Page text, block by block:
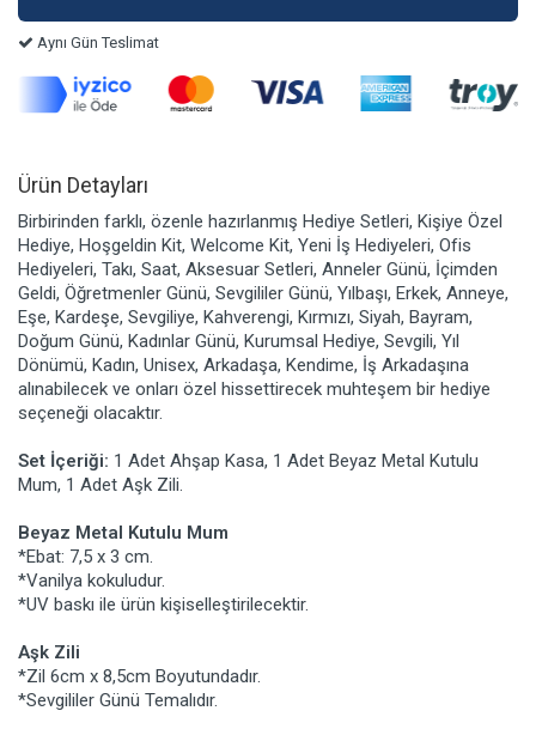
Aynı Gün Teslimat
Ürün Detayları
Birbirinden farklı, özenle hazırlanmış Hediye Setleri, Kişiye Özel
Hediye, Hoşgeldin Kit, Welcome Kit, Yeni İş Hediyeleri, Ofis
Hediyeleri, Takı, Saat, Aksesuar Setleri, Anneler Günü, İçimden
Geldi, Öğretmenler Günü, Sevgililer Günü, Yılbaşı, Erkek, Anneye,
Eşe, Kardeşe, Sevgiliye, Kahverengi, Kırmızı, Siyah, Bayram,
Doğum Günü, Kadınlar Günü, Kurumsal Hediye, Sevgili, Yıl
Dönümü, Kadın, Unisex, Arkadaşa, Kendime, İş Arkadaşına
alınabilecek ve onları özel hissettirecek muhteşem bir hediye
seçeneği olacaktır.
Set İçeriği: 1 Adet Ahşap Kasa, 1 Adet Beyaz Metal Kutulu
Mum, 1 Adet Aşk Zili.
Beyaz Metal Kutulu Mum
*Ebat: 7,5 x 3 cm.
*Vanilya kokuludur.
*UV baskı ile ürün kişiselleştirilecektir.
Aşk Zili
*Zil 6cm x 8,5cm Boyutundadır.
*Sevgililer Günü Temalıdır.